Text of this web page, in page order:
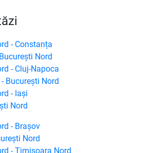
- Constanța
Nord
- Cluj-Napoca
București Nord
- Iași
Nord
- Brașov
Nord
- Timișoara Nord